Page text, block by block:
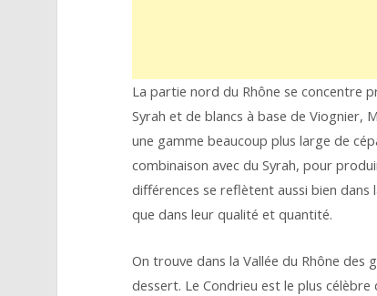
La partie nord du Rhône se concentre
Syrah et de blancs à base de Viognier,
une gamme beaucoup plus large de
combinaison avec du Syrah, pour
différences se reflètent aussi bien
que dans leur qualité et quantité.
On trouve dans la Vallée du Rhône des
dessert. Le Condrieu est le plus